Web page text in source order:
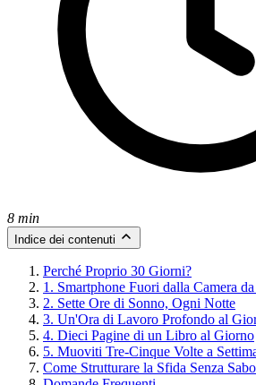
8 min
Indice dei contenuti
Perché Proprio 30 Giorni?
1. Smartphone Fuori dalla Camera
2. Sette Ore di Sonno, Ogni Notte
3. Un'Ora di Lavoro Profondo al
4. Dieci Pagine di un Libro al Giorno
5. Muoviti Tre-Cinque Volte a
Come Strutturare la Sfida Senza